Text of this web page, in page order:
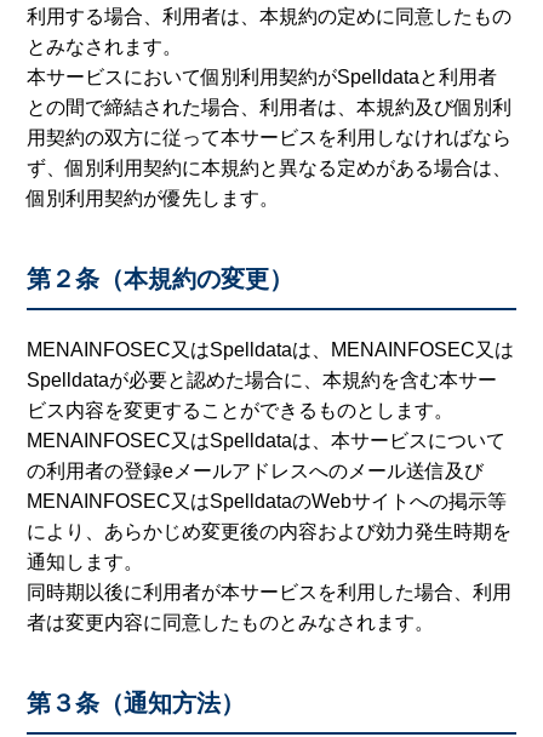
利用する場合、利用者は、本規約の定めに同意したもの
とみなされます。
本サービスにおいて個別利用契約がSpelldataと利用者
との間で締結された場合、利用者は、本規約及び個別利
用契約の双方に従って本サービスを利用しなければなら
ず、個別利用契約に本規約と異なる定めがある場合は、
個別利用契約が優先します。
第２条（本規約の変更）
MENAINFOSEC又はSpelldataは、MENAINFOSEC又は
Spelldataが必要と認めた場合に、本規約を含む本サー
ビス内容を変更することができるものとします。
MENAINFOSEC又はSpelldataは、本サービスについて
の利用者の登録eメールアドレスへのメール送信及び
MENAINFOSEC又はSpelldataのWebサイトへの掲示等
により、あらかじめ変更後の内容および効力発生時期を
通知します。
同時期以後に利用者が本サービスを利用した場合、利用
者は変更内容に同意したものとみなされます。
第３条（通知方法）